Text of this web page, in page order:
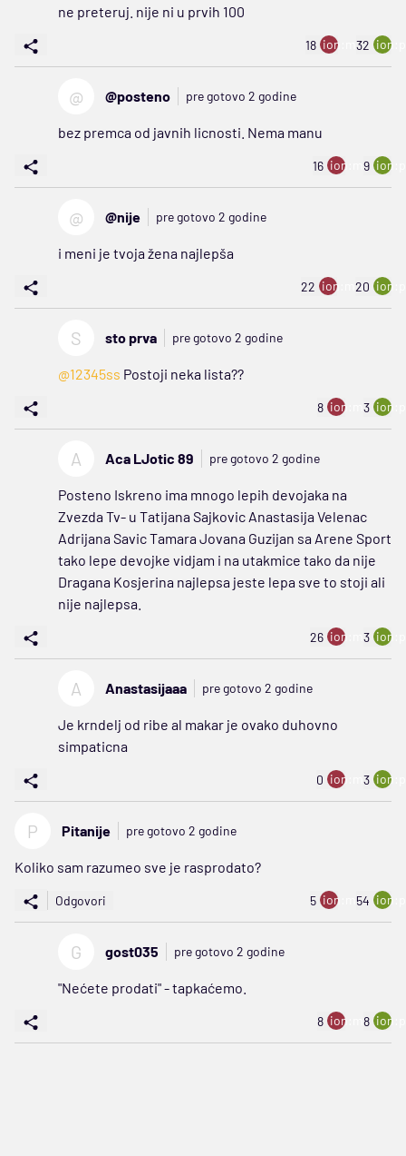
ne preteruj. nije ni u prvih 100
18 ion:minus
32
@ @posteno pre gotovo 2 godine
bez premca od javnih licnosti. Nema manu
16 ion:minus
9
@ @nije pre gotovo 2 godine
i meni je tvoja žena najlepša
22 ion:minus
20
S sto prva pre gotovo 2 godine
@12345ss Postoji neka lista??
8 ion:minus
3
A Aca LJotic 89 pre gotovo 2 godine
Posteno Iskreno ima mnogo lepih devojaka na
Zvezda Tv- u Tatijana Sajkovic Anastasija Velenac
Adrijana Savic Tamara Jovana Guzijan sa Arene Sport
tako lepe devojke vidjam i na utakmice tako da nije
Dragana Kosjerina najlepsa jeste lepa sve to stoji ali
nije najlepsa.
26 ion:minus
3
A Anastasijaaa pre gotovo 2 godine
Je krndelj od ribe al makar je ovako duhovno
simpaticna
0 ion:minus
3
P Pitanije pre gotovo 2 godine
Koliko sam razumeo sve je rasprodato?
Odgovori 5 ion:minus
54
G gost035 pre gotovo 2 godine
"Nećete prodati" - tapkaćemo.
8 ion:minus
8